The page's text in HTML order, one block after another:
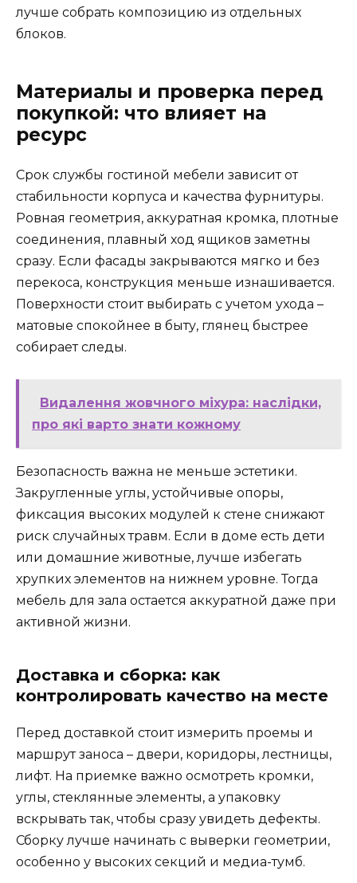
лучше собрать композицию из отдельных
блоков.
Материалы и проверка перед
покупкой: что влияет на
ресурс
Срок службы гостиной мебели зависит от
стабильности корпуса и качества фурнитуры.
Ровная геометрия, аккуратная кромка, плотные
соединения, плавный ход ящиков заметны
сразу. Если фасады закрываются мягко и без
перекоса, конструкция меньше изнашивается.
Поверхности стоит выбирать с учетом ухода –
матовые спокойнее в быту, глянец быстрее
собирает следы.
Видалення жовчного міхура: наслідки,
про які варто знати кожному
Безопасность важна не меньше эстетики.
Закругленные углы, устойчивые опоры,
фиксация высоких модулей к стене снижают
риск случайных травм. Если в доме есть дети
или домашние животные, лучше избегать
хрупких элементов на нижнем уровне. Тогда
мебель для зала остается аккуратной даже при
активной жизни.
Доставка и сборка: как
контролировать качество на месте
Перед доставкой стоит измерить проемы и
маршрут заноса – двери, коридоры, лестницы,
лифт. На приемке важно осмотреть кромки,
углы, стеклянные элементы, а упаковку
вскрывать так, чтобы сразу увидеть дефекты.
Сборку лучше начинать с выверки геометрии,
особенно у высоких секций и медиа-тумб.